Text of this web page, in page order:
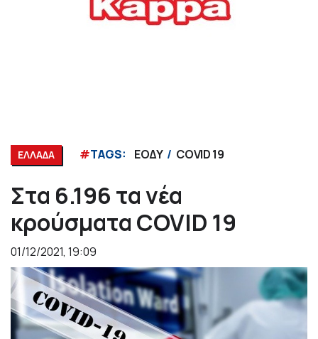
ΕΛΛΑΔΑ #TAGS: ΕΟΔΥ COVID 19
Στα 6.196 τα νέα
κρούσματα COVID 19
01/12/2021, 19:09